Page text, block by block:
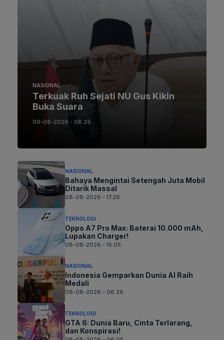
NASIONAL
Terkuak Ruh Sejati NU Gus Kikin
Buka Suara
09-08-2026 - 08.26
NASIONAL
Bahaya Mengintai Setengah Juta Mobil
Ditarik Massal
08-08-2026 - 17.26
TEKNOLOGI
Oppo A7 Pro Max: Baterai 10.000 mAh,
Lupakan Charger!
08-08-2026 - 15.05
NASIONAL
Indonesia Gemparkan Dunia AI Raih
Medali
08-08-2026 - 08.26
TEKNOLOGI
GTA 6: Dunia Baru, Cinta Terlarang,
dan Konspirasi!